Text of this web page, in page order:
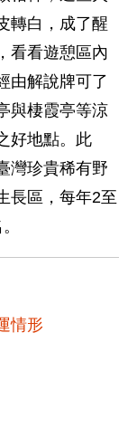
轉白，成了醒
看看遊憩區內
由解說牌可了
與棲霞亭等涼
好地點。此
灣珍貴稀有野
長區，每年2至
情形